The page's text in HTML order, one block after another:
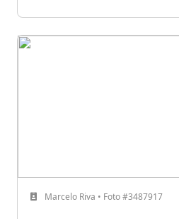
Marcelo Riva • Foto #3487917